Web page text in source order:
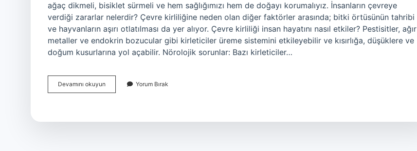
ağaç dikmeli, bisiklet sürmeli ve hem sağlığımızı hem de doğayı korumalıyız. İnsanların çevreye
verdiği zararlar nelerdir? Çevre kirliliğine neden olan diğer faktörler arasında; bitki örtüsünün tahribi
ve hayvanların aşırı otlatılması da yer alıyor. Çevre kirliliği insan hayatını nasıl etkiler? Pestisitler, ağır
metaller ve endokrin bozucular gibi kirleticiler üreme sistemini etkileyebilir ve kısırlığa, düşüklere ve
doğum kusurlarına yol açabilir. Nörolojik sorunlar: Bazı kirleticiler…
Devamını okuyun
Çevreyi
Yorum Bırak